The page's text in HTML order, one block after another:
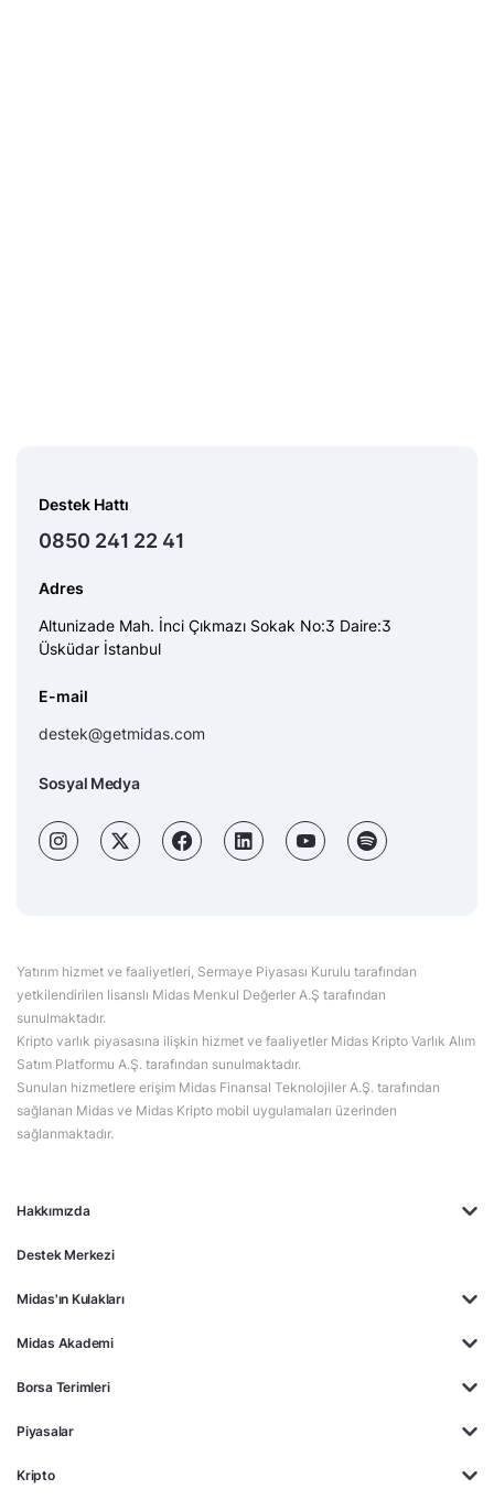
Hakkımızda
Destek Merkezi
Midas'ın Kulakları
Midas Akademi
Borsa Terimleri
Piyasalar
Kripto
Destek Hattı
0850 241 22 41
Adres
Altunizade Mah. İnci Çıkmazı Sokak No:3 Daire:3
Üsküdar İstanbul
E-mail
destek@getmidas.com
Sosyal Medya
Yatırım hizmet ve faaliyetleri, Sermaye Piyasası Kurulu tarafından
yetkilendirilen lisanslı Midas Menkul Değerler A.Ş tarafından
sunulmaktadır.
Kripto varlık piyasasına ilişkin hizmet ve faaliyetler Midas Kripto Varlık Alım
Satım Platformu A.Ş. tarafından sunulmaktadır.
Sunulan hizmetlere erişim Midas Finansal Teknolojiler A.Ş. tarafından
sağlanan Midas ve Midas Kripto mobil uygulamaları üzerinden
sağlanmaktadır.